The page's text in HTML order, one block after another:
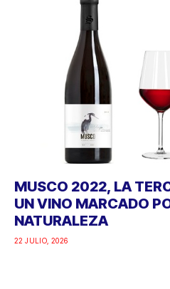
MUSCO 2022, LA
UN VINO MARCADO
NATURALEZA
22 JULIO, 2026